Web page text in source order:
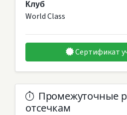
Клуб
World Class
Сертификат
Промежуточные
отсечкам